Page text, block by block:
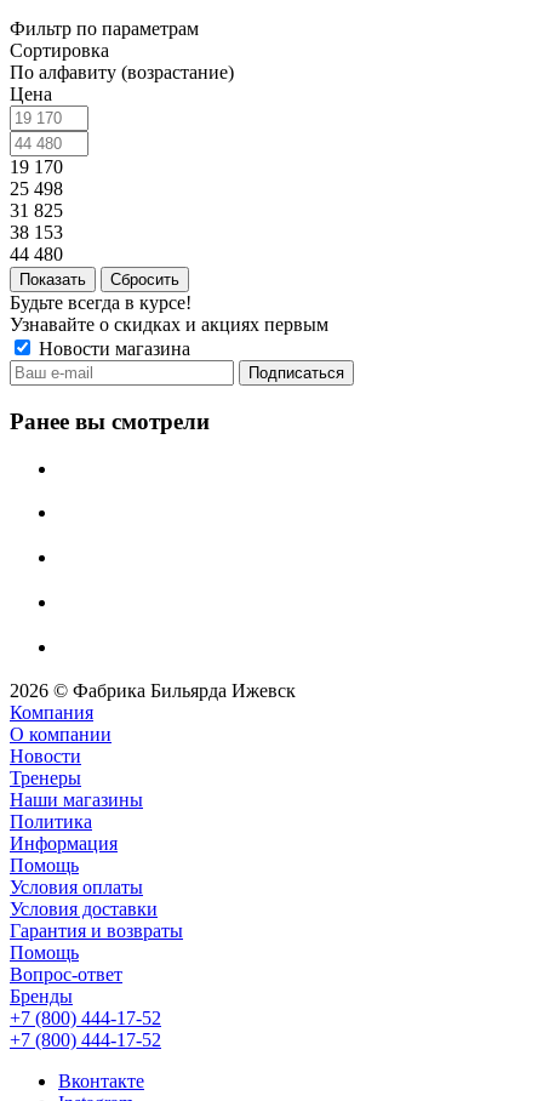
Фильтр по параметрам
Сортировка
По алфавиту (возрастание)
Цена
19 170
25 498
31 825
38 153
44 480
Сбросить
Будьте всегда в курсе!
Узнавайте о скидках и акциях первым
Новости магазина
Ранее вы смотрели
2026 © Фабрика Бильярда Ижевск
Компания
О компании
Новости
Тренеры
Наши магазины
Политика
Информация
Помощь
Условия оплаты
Условия доставки
Гарантия и возвраты
Помощь
Вопрос-ответ
Бренды
+7 (800) 444-17-52
+7 (800) 444-17-52
Вконтакте